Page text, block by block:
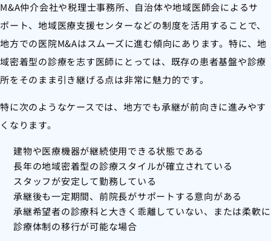
M&A仲介会社や税理士事務所、自治体や地域医師会によるサ
ポート、地域医療支援センターなどの制度を活用することで、
地方での医院M&Aはスムーズに進む傾向にあります。特に、地
域密着型の診療を志す医師にとっては、既存の患者基盤や診療
所をそのまま引き継げる点は非常に魅力的です。
特に次のようなケースでは、地方でも承継が前向きに進みやす
くなります。
建物や医療機器が継続使用できる状態である
長年の地域密着型の診療スタイルが確立されている
スタッフが安定して勤務している
承継後も一定期間、前院長がサポートする意向がある
承継希望者の診療科と大きく乖離していない、または柔軟に
診療体制の移行が可能な場合